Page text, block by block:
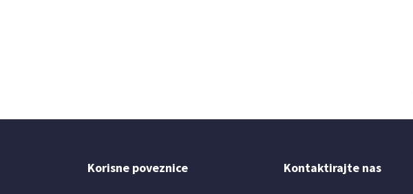
Korisne poveznice Kontaktirajte nas